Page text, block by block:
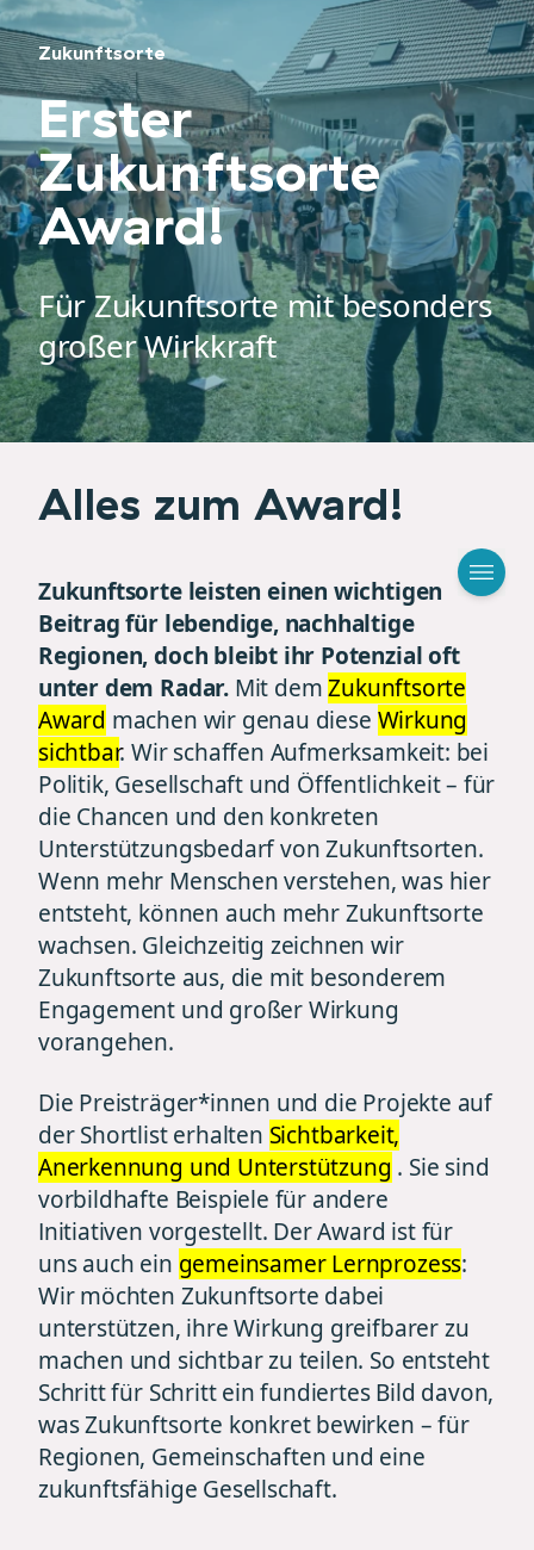
Zukunftsorte
Erster
Zukunftsorte
Award!
Für Zukunftsorte mit besonders
großer Wirkkraft
Alles zum Award!
Zukunftsorte leisten einen wichtigen
Beitrag für lebendige, nachhaltige
Regionen, doch bleibt ihr Potenzial oft
unter dem Radar.Mit demZukunftsorte
Award machen wir genau diese Wirkung
sichtbar. Wir schaffen Aufmerksamkeit: bei
Politik, Gesellschaft und Öffentlichkeit – für
die Chancen und den konkreten
Unterstützungsbedarf von Zukunftsorten.
Wenn mehr Menschen verstehen, was hier
entsteht, können auch mehr Zukunftsorte
wachsen. Gleichzeitig zeichnen wir
Zukunftsorte aus, die mit besonderem
Engagement und großer Wirkung
vorangehen.
Die Preisträger*innen und die Projekte auf
der Shortlist erhalten Sichtbarkeit,
Anerkennung und Unterstützung . Sie sind
vorbildhafte Beispiele für andere
Initiativen vorgestellt. Der Award ist für
uns auch ein gemeinsamer Lernprozess:
Wir möchten Zukunftsorte dabei
unterstützen, ihre Wirkung greifbarer zu
machen und sichtbar zu teilen. So entsteht
Schritt für Schritt ein fundiertes Bild davon,
was Zukunftsorte konkret bewirken – für
Regionen, Gemeinschaften und eine
zukunftsfähige Gesellschaft.